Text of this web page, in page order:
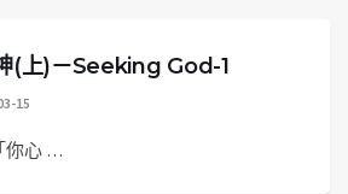
(上)－Seeking God-1
15
你心 …